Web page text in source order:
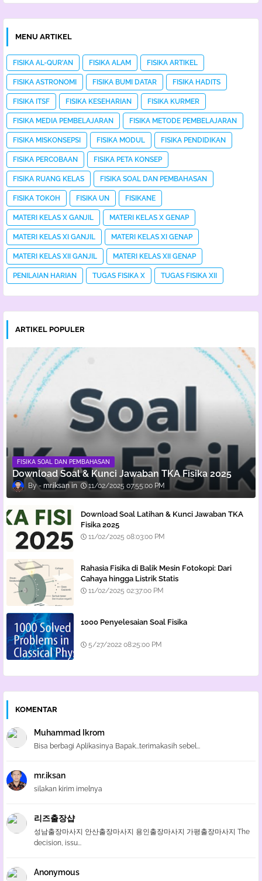
MENU ARTIKEL
FISIKA AL-QUR'AN FISIKA ALAM FISIKA ARTIKEL
FISIKA ASTRONOMI FISIKA BUMI DATAR FISIKA HADITS
FISIKA ITSF FISIKA KESEHARIAN FISIKA KURMER
FISIKA MEDIA PEMBELAJARAN FISIKA METODE PEMBELAJARAN
FISIKA MISKONSEPSI FISIKA MODUL FISIKA PENDIDIKAN
FISIKA PERCOBAAN FISIKA PETA KONSEP
FISIKA RUANG KELAS FISIKA SOAL DAN PEMBAHASAN
FISIKA TOKOH FISIKA UN FISIKANE
MATERI KELAS X GANJIL MATERI KELAS X GENAP
MATERI KELAS XI GANJIL MATERI KELAS XI GENAP
MATERI KELAS XII GANJIL MATERI KELAS XII GENAP
PENILAIAN HARIAN TUGAS FISIKA X TUGAS FISIKA XII
ARTIKEL POPULER
FISIKA SOAL DAN PEMBAHASAN
Download Soal & Kunci Jawaban TKA Fisika 2025
mr.iksan 11/02/2025 07:55:00 PM
Download Soal Latihan & Kunci Jawaban TKA
Fisika 2025
11/02/2025 08:03:00 PM
Rahasia Fisika di Balik Mesin Fotokopi: Dari
Cahaya hingga Listrik Statis
11/02/2025 02:37:00 PM
1000 Penyelesaian Soal Fisika
5/27/2022 08:25:00 PM
KOMENTAR
Muhammad Ikrom
Bisa berbagi Aplikasinya Bapak...terimakasih sebel...
mr.iksan
silakan kirim imelnya
리즈출장샵
성남출장마사지 안산출장마사지 용인출장마사지 가평출장마사지 The
decision, issu...
Anonymous